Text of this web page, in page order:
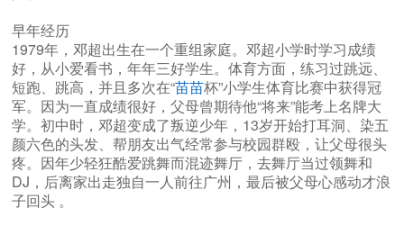
早年经历
1979年，邓超出生在一个重组家庭。邓超小学时学习成绩
好，从小爱看书，年年三好学生。体育方面，练习过跳远、
短跑、跳高，并且多次在“苗苗杯”小学生体育比赛中获得冠
军。因为一直成绩很好，父母曾期待他“将来”能考上名牌大
学。初中时，邓超变成了叛逆少年，13岁开始打耳洞、染五
颜六色的头发、帮朋友出气经常参与校园群殴，让父母很头
疼。因年少轻狂酷爱跳舞而混迹舞厅，去舞厅当过领舞和
DJ，后离家出走独自一人前往广州，最后被父母心感动才浪
子回头 。